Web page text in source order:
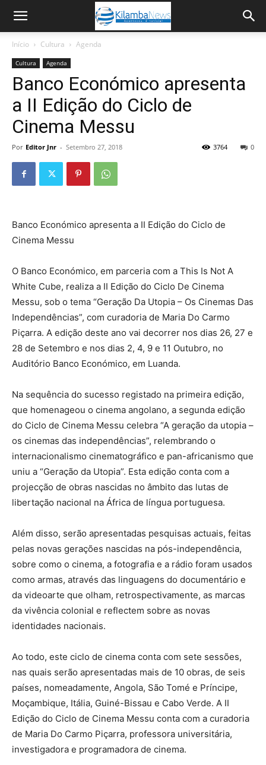
Início Cultura Agenda
Cultura Agenda
Banco Económico apresenta
a II Edição do Ciclo de
Cinema Messu
Por Editor Jnr - Setembro 27, 2018 0
3764
Banco Económico apresenta a II Edição do Ciclo de
Cinema Messu
O Banco Económico, em parceria com a This Is Not A
White Cube, realiza a II Edição do Ciclo De Cinema
Messu, sob o tema “Geração Da Utopia – Os Cinemas Das
Independências”, com curadoria de Maria Do Carmo
Piçarra. A edição deste ano vai decorrer nos dias 26, 27 e
28 de Setembro e nos dias 2, 4, 9 e 11 Outubro, no
Auditório Banco Económico, em Luanda.
Na sequência do sucesso registado na primeira edição,
que homenageou o cinema angolano, a segunda edição
do Ciclo de Cinema Messu celebra “A geração da utopia –
os cinemas das independências”, relembrando o
internacionalismo cinematográfico e pan-africanismo que
uniu a “Geração da Utopia”. Esta edição conta com a
projecção de obras nascidas no âmbito das lutas de
libertação nacional na África de língua portuguesa.
Além disso, serão apresentadas pesquisas actuais, feitas
pelas novas gerações nascidas na pós-independência,
sobre como o cinema, a fotografia e a rádio foram usados
como armas, através das linguagens do documentário e
da videoarte que olham, retrospectivamente, as marcas
da vivência colonial e reflectem sobre as novas
identidades nacionais.
Ao todo, este ciclo de cinema conta com sete sessões,
nas quais serão apresentadas mais de 10 obras, de seis
países, nomeadamente, Angola, São Tomé e Príncipe,
Moçambique, Itália, Guiné-Bissau e Cabo Verde. A II
Edição do Ciclo de Cinema Messu conta com a curadoria
de Maria Do Carmo Piçarra, professora universitária,
investigadora e programadora de cinema.